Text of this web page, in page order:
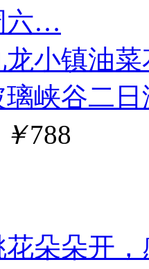
六…
龙小镇油
峡谷二日
￥788
朵朵开